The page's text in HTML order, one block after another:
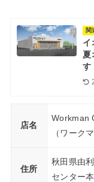
関
イ
夏
す
店名
Workman
（ワーク
住所
秋田県由
センター